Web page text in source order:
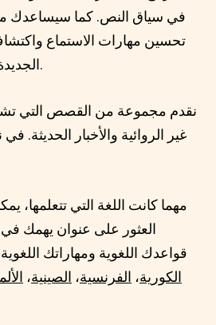
في سياق النص. كما سيساعدك
تحسين مهارات الاستماع
الجديدة بينما تزيد من طلاقتك.
نقدم مجموعة من القصص التي
غير الروائية والأخبار الحديثة.
مهما كانت اللغة التي تتعلمها،
العثور على عنوان يهمك
قواعدك اللغوية ومهاراتك
الكورية، الفرنسية، الصينية،